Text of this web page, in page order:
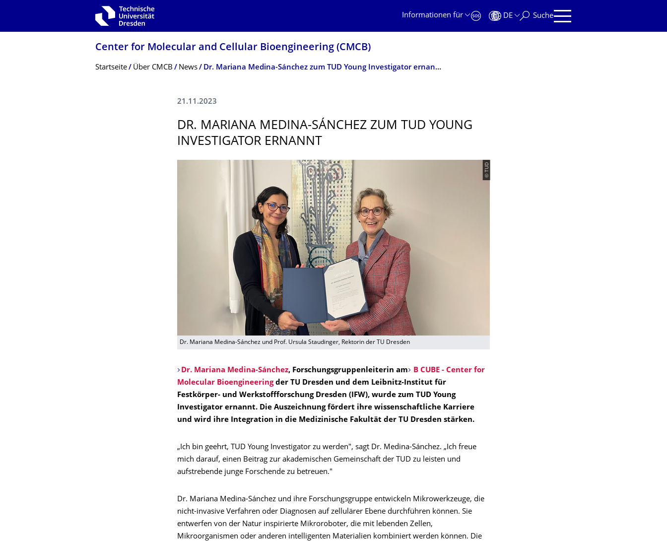
Zur Hauptnavigation springen
Informationen für
DE Suche
Center for Molecular and Cellular Bioengineering (CMCB)
Breadcrumb-Menü
Startseite Über CMCB News Dr. Mariana Medina-Sánchez zum TUD Young Investigator ernannt
21.11.2023
DR. MARIANA MEDINA-SÁNCHEZ ZUM TUD YOUNG
INVESTIGATOR ERNANNT
© TUD
Dr. Mariana Medina-Sánchez und Prof. Ursula Staudinger, Rektorin der TU Dresden
Dr. Mariana Medina-Sánchez, Forschungsgruppenleiterin am
B CUBE - Center for
Molecular Bioengineeringder TU Dresden und dem Leibnitz-Institut für
Festkörper- und Werkstoffforschung Dresden (IFW), wurde zum TUD Young
Investigator ernannt. Die Auszeichnung fördert ihre wissenschaftliche Karriere
und wird ihre Integration in die Medizinische Fakultät der TU Dresden stärken.
„Ich bin geehrt, TUD Young Investigator zu werden", sagt Dr. Medina-Sánchez. „Ich freue
mich darauf, einen Beitrag zur akademischen Gemeinschaft der TUD zu leisten und
aufstrebende junge Forschende zu betreuen."
Dr. Mariana Medina-Sánchez und ihre Forschungsgruppe entwickeln Mikrowerkzeuge, die
nicht-invasive Verfahren oder Diagnosen auf zellulärer Ebene durchführen können. Sie
entwerfen von der Natur inspirierte Mikroroboter, die mit lebenden Zellen,
Mikroorganismen oder anderen intelligenten Materialien kombiniert werden können. Die